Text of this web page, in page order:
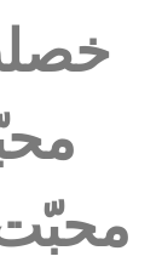
محبّت